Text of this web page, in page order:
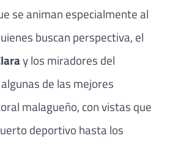
se animan especialmente al
buscan perspectiva, el
y los miradores del
de las mejores
malagueño, con vistas que
deportivo hasta los